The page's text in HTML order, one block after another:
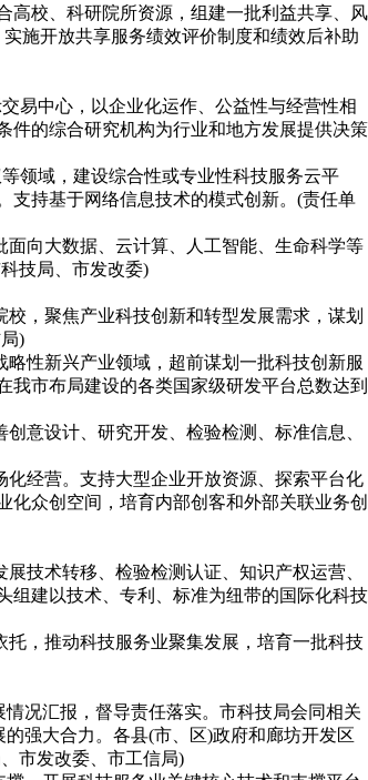
高校、科研院所资源，组建一批利益共享、风
施开放共享服务绩效评价制度和绩效后补助
易中心，以企业化运作、公益性与经营性相
件的综合研究机构为行业和地方发展提供决策
领域，建设综合性或专业性科技服务云平
支持基于网络信息技术的模式创新。(责任单
向大数据、云计算、人工智能、生命科学等
技局、市发改委)
，聚焦产业科技创新和转型发展需求，谋划
)
性新兴产业领域，超前谋划一批科技创新服
市布局建设的各类国家级研发平台总数达到
意设计、研究开发、检验检测、标准信息、
经营。支持大型企业开放资源、探索平台化
众创空间，培育内部创客和外部关联业务创
技术转移、检验检测认证、知识产权运营、
组建以技术、专利、标准为纽带的国际化科技
，推动科技服务业聚集发展，培育一批科技
况汇报，督导责任落实。市科技局会同相关
强大合力。各县(市、区)政府和廊坊开发区
市发改委、市工信局)